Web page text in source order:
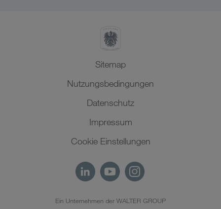
Sitemap
Nutzungsbedingungen
Datenschutz
Impressum
Cookie Einstellungen
Ein Unternehmen der WALTER GROUP